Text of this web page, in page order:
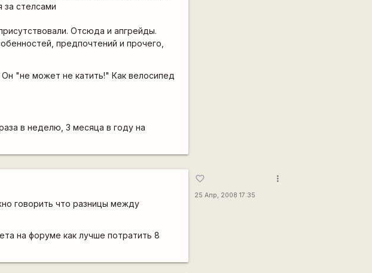
стелсами
Отсюда и апгрейды.
предпочтений и прочего,
Он "не может не катить!" Как велосипед
в неделю, 3 месяца в году на
говорить что разницы между
на форуме как лучше потратить 8
favorite_border
25 Апр, 2008 17:35
more_vert